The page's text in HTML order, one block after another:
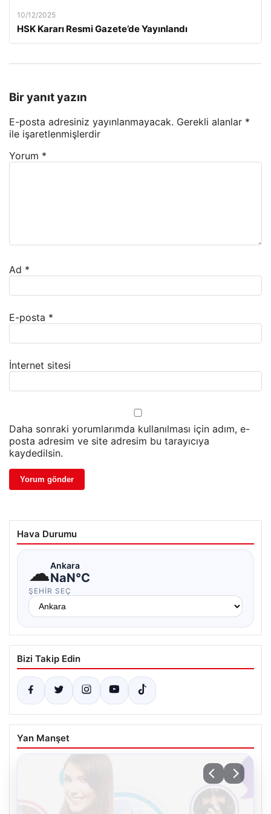
10/12/2025
HSK Kararı Resmi Gazete’de Yayınlandı
Bir yanıt yazın
E-posta adresiniz yayınlanmayacak. Gerekli alanlar *
ile işaretlenmişlerdir
Yorum *
Ad *
E-posta *
İnternet sitesi
Daha sonraki yorumlarımda kullanılması için adım, e-
posta adresim ve site adresim bu tarayıcıya
kaydedilsin.
Hava Durumu
☁Ankara
NaN°C
ŞEHIR SEÇ
Bizi Takip Edin
Yan Manşet